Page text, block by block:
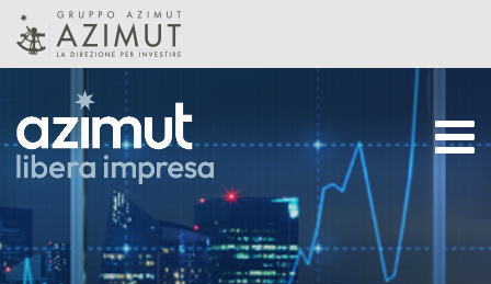
Skip to Main Content
CHI SIAMO